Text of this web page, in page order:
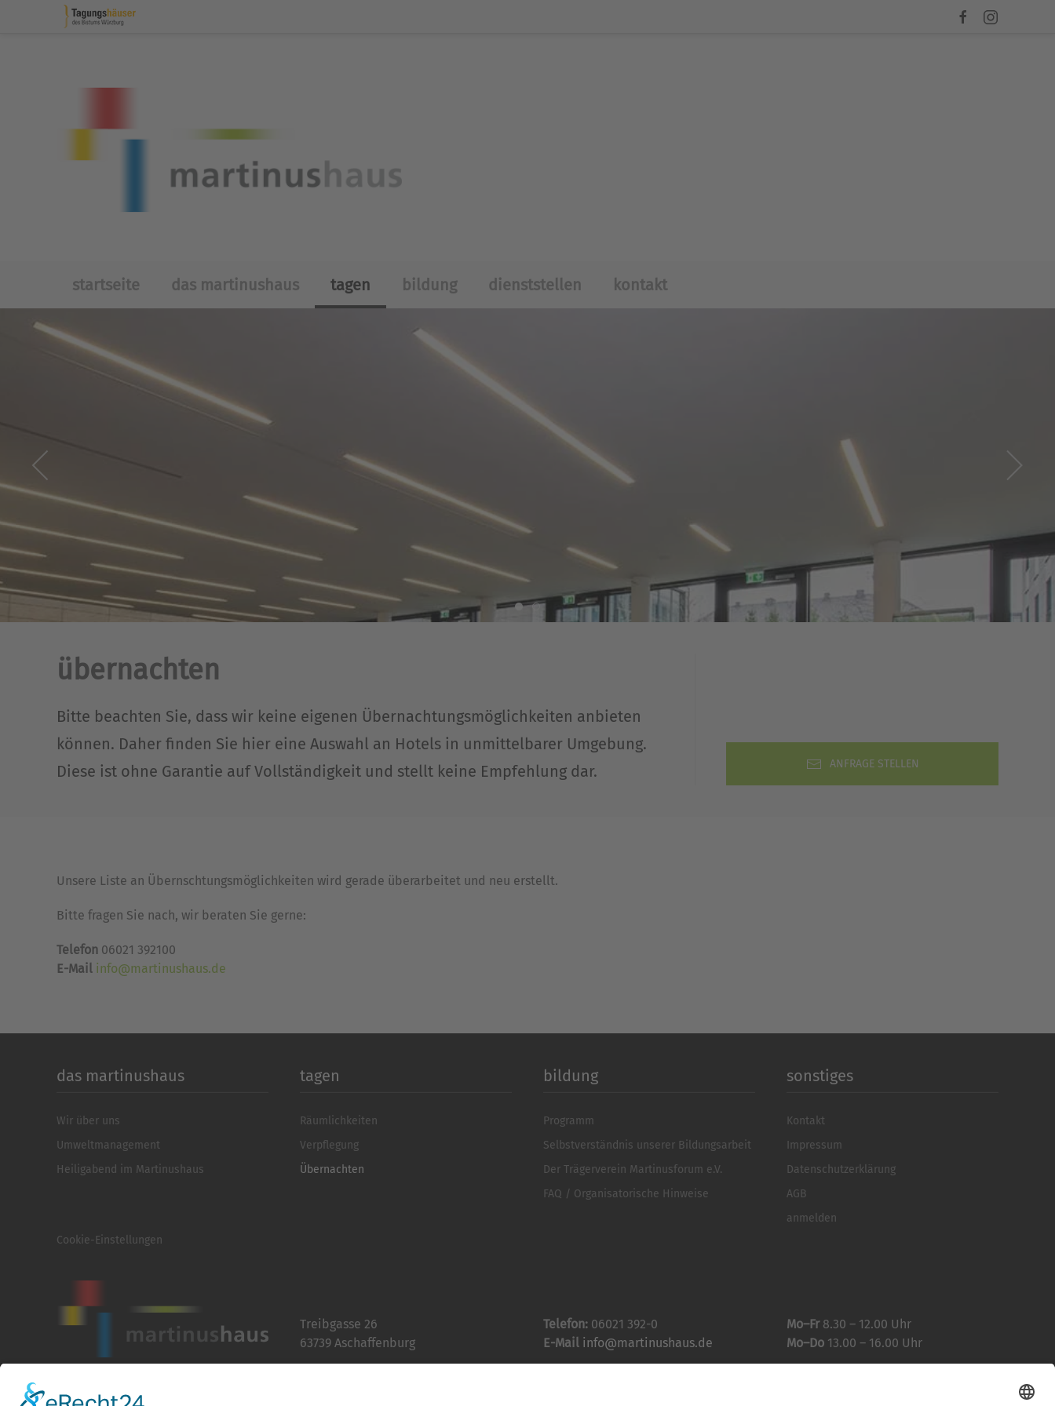
startseite das martinushaus tagen bildung dienststellen kontakt
übernachten
Bitte beachten Sie, dass wir keine eigenen Übernachtungsmöglichkeiten anbieten
können. Daher finden Sie hier eine Auswahl an Hotels in unmittelbarer Umgebung.
Diese ist ohne Garantie auf Vollständigkeit und stellt keine Empfehlung dar.
ANFRAGE STELLEN
Unsere Liste an Übernschtungsmöglichkeiten wird gerade überarbeitet und neu erstellt.
Bitte fragen Sie nach, wir beraten Sie gerne:
Telefon 06021 392100
E-Mail info@martinushaus.de
das martinushaus
Wir über uns
Umweltmanagement
Heiligabend im Martinushaus
tagen
Räumlichkeiten
Verpflegung
Übernachten
bildung
Programm
Selbstverständnis unserer Bildungsarbeit
Der Trägerverein Martinusforum e.V.
FAQ / Organisatorische Hinweise
sonstiges
Kontakt
Impressum
Datenschutzerklärung
AGB
anmelden
Cookie-Einstellungen
Treibgasse 26
63739 Aschaffenburg
Telefon: 06021 392-0
E-Mail info@martinushaus.de
Mo–Fr 8.30 – 12.00 Uhr
Mo–Do 13.00 – 16.00 Uhr